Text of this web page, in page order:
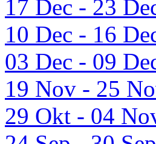
17 Dec - 23
10 Dec - 16
03 Dec - 09
19 Nov - 25
29 Okt - 04